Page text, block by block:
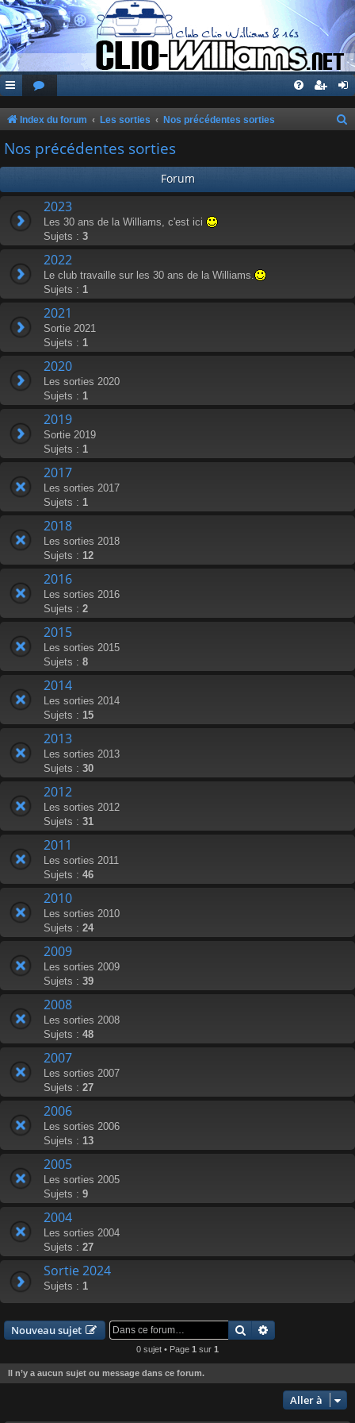
Index du forum Les sorties Nos précédentes sorties
c
Nos précédentes sorties
Forum
2023
Les 30 ans de la Williams, c'est ici
Sujets : 3
2022
Le club travaille sur les 30 ans de la Williams.
Sujets : 1
2021
Sortie 2021
Sujets : 1
2020
Les sorties 2020
Sujets : 1
2019
Sortie 2019
Sujets : 1
2017
Les sorties 2017
Sujets : 1
2018
Les sorties 2018
Sujets : 12
2016
Les sorties 2016
Sujets : 2
2015
Les sorties 2015
Sujets : 8
2014
Les sorties 2014
Sujets : 15
2013
Les sorties 2013
Sujets : 30
2012
Les sorties 2012
Sujets : 31
2011
Les sorties 2011
Sujets : 46
2010
Les sorties 2010
Sujets : 24
2009
Les sorties 2009
Sujets : 39
2008
Les sorties 2008
Sujets : 48
2007
Les sorties 2007
Sujets : 27
2006
Les sorties 2006
Sujets : 13
2005
Les sorties 2005
Sujets : 9
2004
Les sorties 2004
Sujets : 27
Sortie 2024
Sujets : 1
Nouveau sujet Rechercher
0 sujet • Page 1 sur 1
Il n’y a aucun sujet ou message dans ce forum.
Aller à